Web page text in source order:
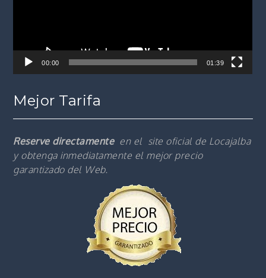
00:00 01:39
Mejor Tarifa
Reserve directamente en el site oficial de Locajalba
y obtenga inmediatamente el mejor precio
garantizado del Web.